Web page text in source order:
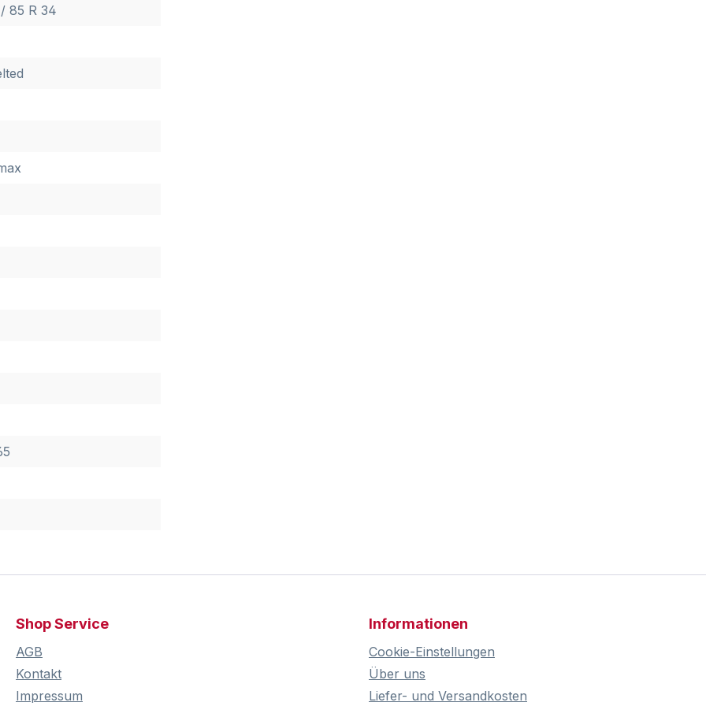
85 R 34
Shop Service
AGB
Kontakt
Impressum
Informationen
Cookie-Einstellungen
Über uns
Liefer- und Versandkosten